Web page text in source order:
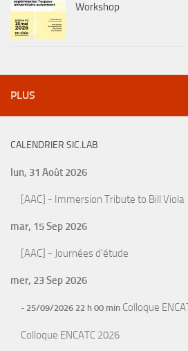
Workshop
PLUS
CALENDRIER SIC.LAB
lun, 31 Août 2026
[AAC] - Immersion Tribute to Bill Viola
mar, 15 Sep 2026
[AAC] - Journées d'étude
mer, 23 Sep 2026
- 25/09/2026 22 h 00 min Colloque
Colloque ENCATC 2026